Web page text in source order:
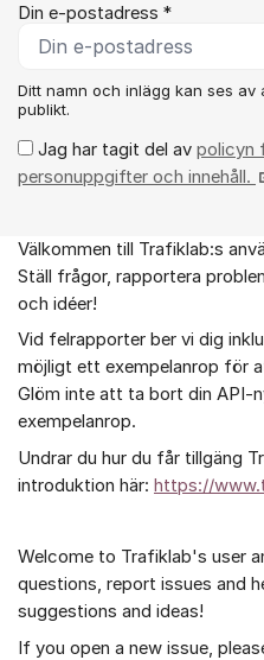
Din e-postadress *
Ditt namn och inlägg kan ses av
publikt.
Jag har tagit del av policyn
personuppgifter och innehåll.
Om forumet
Välkommen till Trafiklab:s
Ställ frågor, rapportera
och idéer!
Vid felrapporter ber vi dig
möjligt ett exempelanrop för
Glöm inte att ta bort din API-
exempelanrop.
Undrar du hur du får tillgäng
introduktion här: https://
Welcome to Trafiklab's user
questions, report issues and
suggestions and ideas!
If you open a new issue,